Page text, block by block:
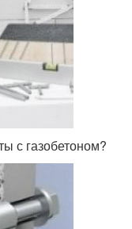
с газобетоном?